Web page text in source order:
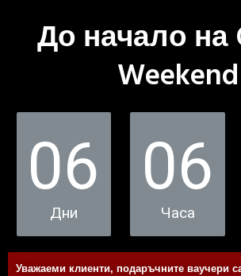
До начало на
Weekend
06
Дни
06
Часа
Уважаеми клиенти, подаръчните ваучери